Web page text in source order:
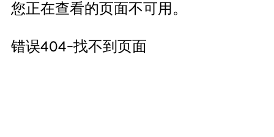
您正在查看的页面不可用。
错误404-找不到页面